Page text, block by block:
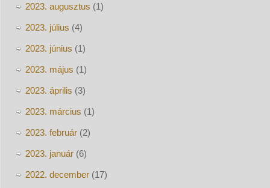
2023. augusztus (1)
2023. július (4)
2023. június (1)
2023. május (1)
2023. április (3)
2023. március (1)
2023. február(2)
2023. január(6)
2022. december(17)